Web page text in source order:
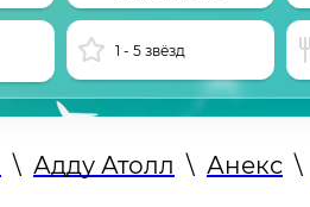
1 - 5 звёзд
\ Адду Атолл \ Анекс \